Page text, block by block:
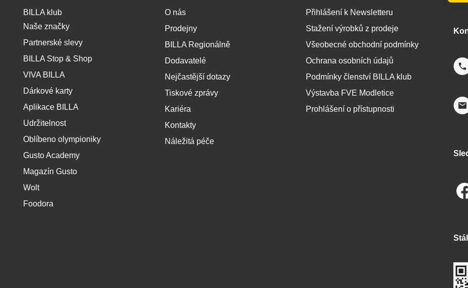
BILLA klub
Naše značky
Partnerské slevy
BILLA Stop & Shop
VIVA BILLA
Dárkové karty
Aplikace BILLA
Udržitelnost
Oblíbeno olympioniky
Gusto Academy
Magazín Gusto
Wolt
Foodora
O nás
Prodejny
BILLA Regionálně
Dodavatelé
Nejčastější dotazy
Tiskové zprávy
Kariéra
Kontakty
Náležitá péče
Přihlášení k Newsletteru
Stažení výrobků z prodeje
Všeobecné obchodní podmínky
Ochrana osobních údajů
Podmínky členství BILLA klub
Výstavba FVE Modletice
Prohlášení o přístupnosti